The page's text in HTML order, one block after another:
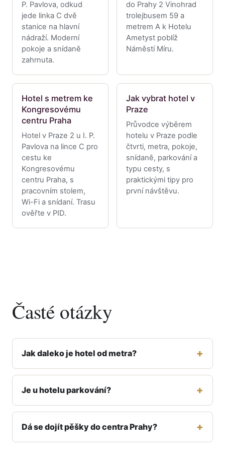
P. Pavlova, odkud
jede linka C dvě
stanice na hlavní
nádraží. Moderní
pokoje a snídaně
zahrnuta.
do Prahy 2 Vinohrad
trolejbusem 59 a
metrem A k Hotelu
Ametyst poblíž
Náměstí Míru.
Hotel s metrem ke
Kongresovému
centru Praha
Hotel v Praze 2 u I. P.
Pavlova na lince C pro
cestu ke
Kongresovému
centru Praha, s
pracovním stolem,
Wi-Fi a snídaní. Trasu
ověřte v PID.
Jak vybrat hotel v
Praze
Průvodce výběrem
hotelu v Praze podle
čtvrti, metra, pokoje,
snídaně, parkování a
typu cesty, s
praktickými tipy pro
první návštěvu.
Časté otázky
Jak daleko je hotel od metra?
Je u hotelu parkování?
Dá se dojít pěšky do centra Prahy?